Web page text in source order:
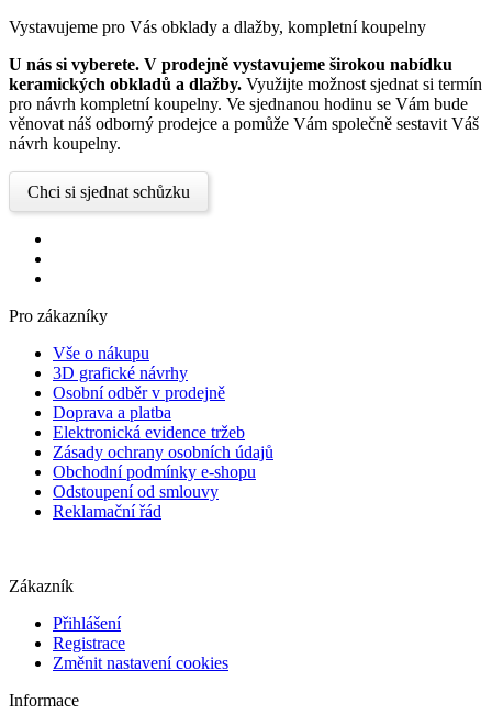
Vystavujeme pro Vás obklady a dlažby, kompletní koupelny
U nás si vyberete. V prodejně vystavujeme širokou nabídku
keramických obkladů a dlažby. Využijte možnost sjednat si termín
pro návrh kompletní koupelny. Ve sjednanou hodinu se Vám bude
věnovat náš odborný prodejce a pomůže Vám společně sestavit Váš
návrh koupelny.
Chci si sjednat schůzku
Pro zákazníky
Vše o nákupu
3D grafické návrhy
Osobní odběr v prodejně
Doprava a platba
Elektronická evidence tržeb
Zásady ochrany osobních údajů
Obchodní podmínky e-shopu
Odstoupení od smlouvy
Reklamační řád
Zákazník
Přihlášení
Registrace
Změnit nastavení cookies
Informace